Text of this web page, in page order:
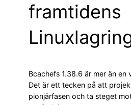
framtidens
Bcachefs 1.38.6 är mer än en
Det är ett tecken på att
pionjärfasen och ta steget